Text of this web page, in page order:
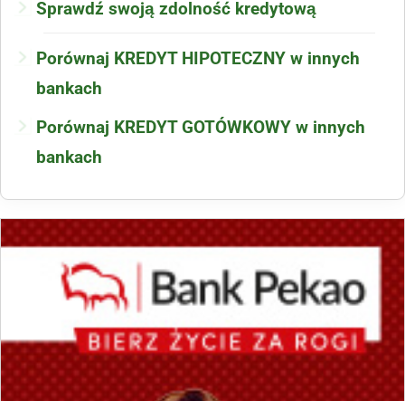
Sprawdź swoją zdolność kredytową
Porównaj KREDYT HIPOTECZNY w innych
bankach
Porównaj KREDYT GOTÓWKOWY w innych
bankach